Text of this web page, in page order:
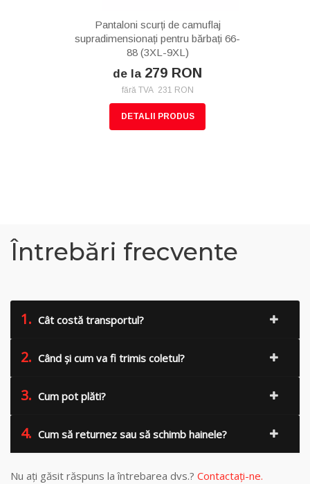
Pantaloni scurți de camuflaj
supradimensionați pentru bărbați 66-
88 (3XL-9XL)
de la 279 RON
fără TVA 231 RON
DETALII PRODUS
Întrebări frecvente
1. Cât costă transportul?
2. Când și cum va fi trimis coletul?
3. Cum pot plăti?
4. Cum să returnez sau să schimb hainele?
Nu ați găsit răspuns la întrebarea dvs.? Contactați-ne.